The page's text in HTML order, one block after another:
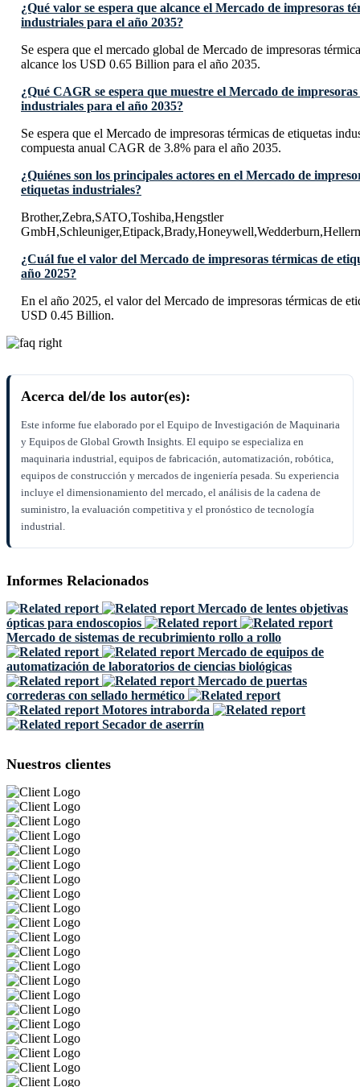
¿Qué valor se espera que alcance el Mercado de impresoras
industriales para el año 2035?
Se espera que el mercado global de Mercado de impresoras
alcance los USD 0.65 Billion para el año 2035.
¿Qué CAGR se espera que muestre el Mercado de
industriales para el año 2035?
Se espera que el Mercado de impresoras térmicas de etiquetas
compuesta anual CAGR de 3.8% para el año 2035.
¿Quiénes son los principales actores en el Mercado de
etiquetas industriales?
Brother,Zebra,SATO,Toshiba,Hengstler
¿Cuál fue el valor del Mercado de impresoras térmicas de
año 2025?
En el año 2025, el valor del Mercado de impresoras térmicas de
USD 0.45 Billion.
Acerca del/de los autor(es):
Este informe fue elaborado por el Equipo de Investigación de Maquinaria
y Equipos de Global Growth Insights. El equipo se especializa en
maquinaria industrial, equipos de fabricación, automatización, robótica,
equipos de construcción y mercados de ingeniería pesada. Su experiencia
incluye el dimensionamiento del mercado, el análisis de la cadena de
suministro, la evaluación competitiva y el pronóstico de tecnología
industrial.
Informes Relacionados
Mercado de lentes objetivas
ópticas para endoscopios
Mercado de sistemas de recubrimiento rollo a rollo
Mercado de equipos de
automatización de laboratorios de ciencias biológicas
Mercado de puertas
correderas con sellado hermético
Motores intraborda
Secador de aserrín
Nuestros clientes